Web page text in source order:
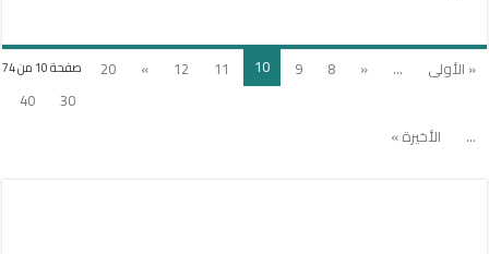
صفحة 10 من 74 « الأولى ...
«
8
9
10
11
12
»
20
30
40
...
الأخيرة »